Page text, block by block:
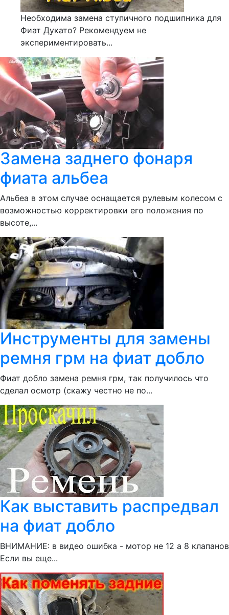
Необходима замена ступичного подшипника для
Фиат Дукато? Рекомендуем не
экспериментировать...
Замена заднего фонаря
фиата альбеа
Альбеа в этом случае оснащается рулевым колесом с
возможностью корректировки его положения по
высоте,...
Инструменты для замены
ремня грм на фиат добло
Фиат добло замена ремня грм, так получилось что
сделал осмотр (скажу честно не по...
Как выставить распредвал
на фиат добло
ВНИМАНИЕ: в видео ошибка - мотор не 12 а 8 клапанов
Если вы еще...